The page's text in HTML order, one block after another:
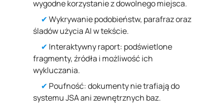
wygodne korzystanie z dowolnego miejsca.
✔Wykrywanie podobieństw, parafraz oraz
śladów użycia AI w tekście.
✔ Interaktywny raport: podświetlone
fragmenty, źródła i możliwość ich
wykluczania.
✔ Poufność: dokumenty nie trafiają do
systemu JSA ani zewnętrznych baz.